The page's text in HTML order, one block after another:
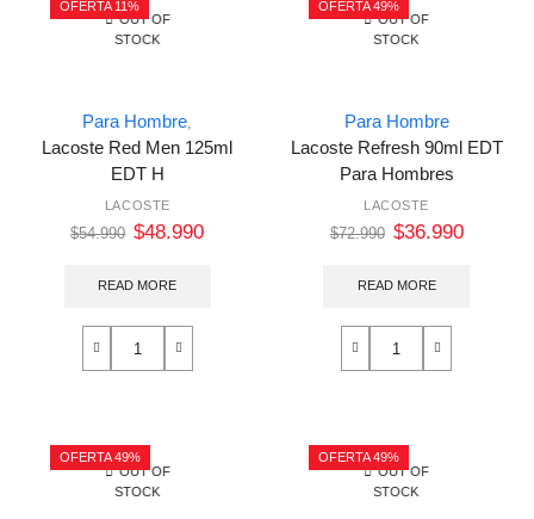
OFERTA 11%
OUT OF
STOCK
Para Hombre
Lacoste Red Men 125ml
EDT H
LACOSTE
$54.990 $48.990
READ MORE
OFERTA 49%
OUT OF
STOCK
Para Hombre
Lacoste Refresh 90ml EDT
Para Hombres
LACOSTE
$72.990 $36.990
READ MORE
OFERTA 49%
OUT OF
STOCK
OFERTA 49%
OUT OF
STOCK